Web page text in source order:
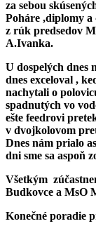
za sebou
Poháre ,diplomy
z rúk predsedov
A.Ivanka.
U dospelých dnes
dnes exceloval ,
nachytali o
spadnutých vo
ešte feedrovi
v dvojkolovom
Dnes nám prialo
dni sme sa aspoň
Všetkým
Budkovce a MsO
Konečné poradie